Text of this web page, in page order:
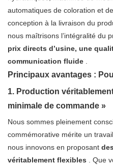
automatiques de coloration et
conception à la livraison du
nous maîtrisons l’intégralité du
prix directs d’usine, une
communication fluide .
Principaux avantages :
1. Production
minimale de commande »
Nous sommes pleinement
commémorative mérite un
nous innovons en proposant
véritablement flexibles . Que